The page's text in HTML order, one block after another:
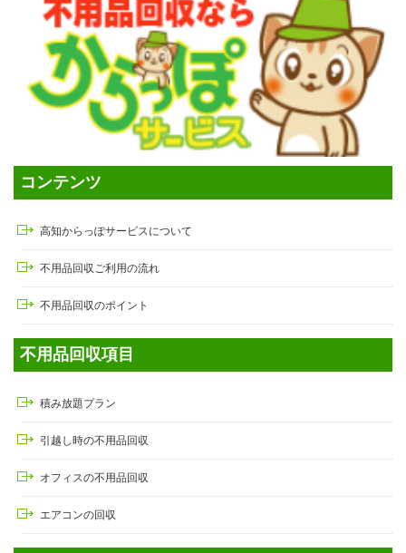
コンテンツ
高知からっぽサービスについて
不用品回収ご利用の流れ
不用品回収のポイント
不用品回収項目
積み放題プラン
引越し時の不用品回収
オフィスの不用品回収
エアコンの回収